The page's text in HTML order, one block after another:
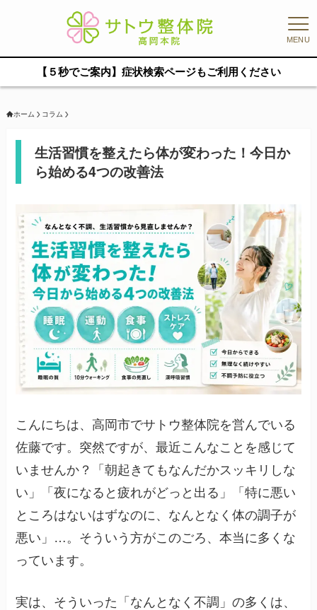
MENU
【５秒でご案内】症状検索ページもご利用ください
ホーム コラム
生活習慣を整えたら体が変わった！今日か
ら始める4つの改善法
こんにちは、高岡市でサトウ整体院を営んでいる
佐藤です。突然ですが、最近こんなことを感じて
いませんか？「朝起きてもなんだかスッキリしな
い」「夜になると疲れがどっと出る」「特に悪い
ところはないはずなのに、なんとなく体の調子が
悪い」…。そういう方がこのごろ、本当に多くな
っています。
実は、そういった「なんとなく不調」の多くは、